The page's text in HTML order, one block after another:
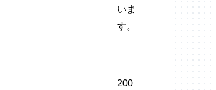
いま
す。
200